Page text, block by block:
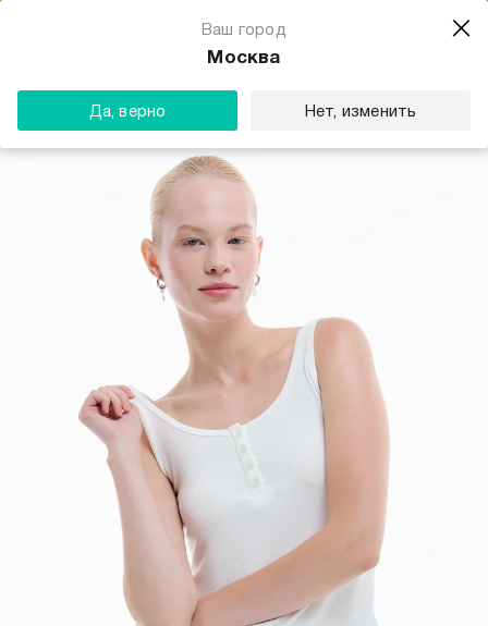
Ваш город
Москва
Да, верно Нет, изменить
Магазин одежды для тебя